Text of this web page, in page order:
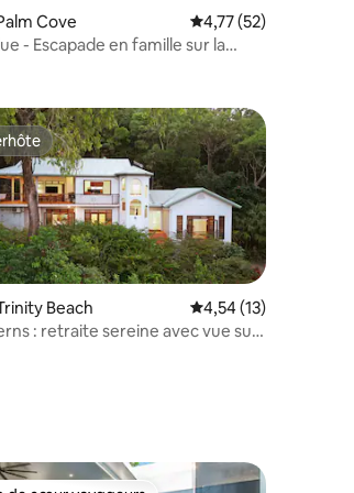
sur la base de 39 commentaires : 4,64 sur 5
Cove Évaluation moyenne
4,77 (52)
- Escapade en famille sur la
sur la base de 44 commentaires : 4,84 sur 5
Beach Évaluation moyenne
4,54 (13)
: retraite sereine avec vue sur